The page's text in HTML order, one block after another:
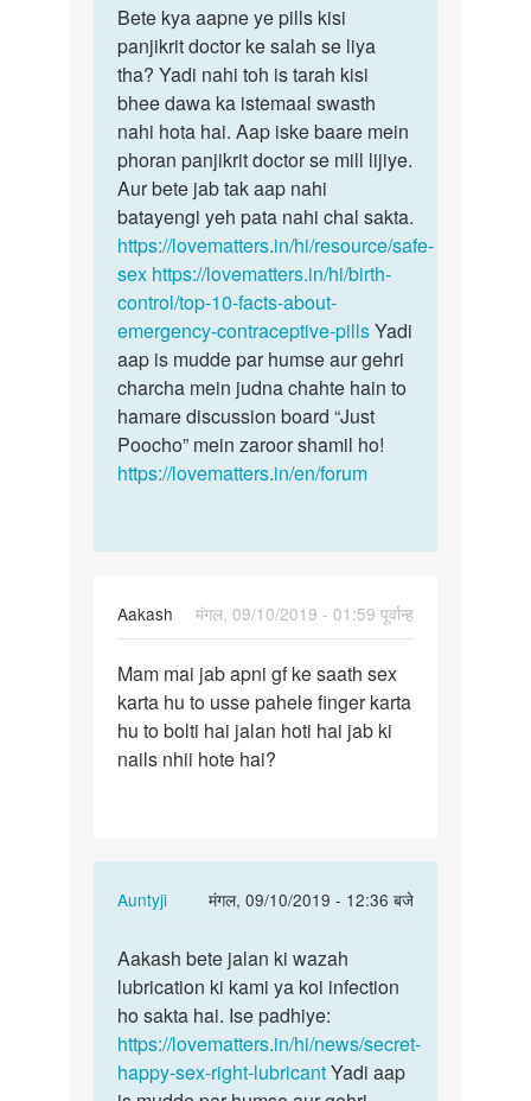
to
Abortion
kills
lene
ke
baad…
by
pinky
dubey
Bete
kya
aapne
ye
pills
kisi…
Bete kya aapne ye pills kisi
panjikrit doctor ke salah se liya
tha? Yadi nahi toh is tarah kisi
bhee dawa ka istemaal swasth
nahi hota hai. Aap iske baare mein
phoran panjikrit doctor se mill lijiye.
Aur bete jab tak aap nahi
batayengi yeh pata nahi chal sakta.
https://lovematters.in/hi/resource/safe-
sex https://lovematters.in/hi/birth-
control/top-10-facts-about-
emergency-contraceptive-pillsYadi
aap is mudde par humse aur gehri
charcha mein judna chahte hain to
hamare discussion board “Just
Poocho” mein zaroor shamil ho!
https://lovematters.in/en/forum
Aakash
मंगल, 09/10/2019 - 01:59 पूर्वान्ह
Mam
mai
jab
apni
Mam mai jab apni gf ke saath sex
karta hu to usse pahele finger karta
hu to bolti hai jalan hoti hai jab ki
nails nhii hote hai?
Auntyji
मंगल, 09/10/2019 - 12:36 बजे
In
to
Mam
mai
jab
apni
Aakash
bete
jalan
ki
wazah…
Aakash bete jalan ki wazah
lubrication ki kami ya koi infection
ho sakta hai. Ise padhiye:
https://lovematters.in/hi/news/secret-
happy-sex-right-lubricantYadi aap